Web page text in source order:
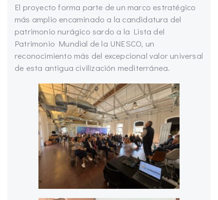
El proyecto forma parte de un marco estratégico
más amplio encaminado a la candidatura del
patrimonio nurágico sardo a la Lista del
Patrimonio Mundial de la UNESCO, un
reconocimiento más del excepcional valor universal
de esta antigua civilización mediterránea.